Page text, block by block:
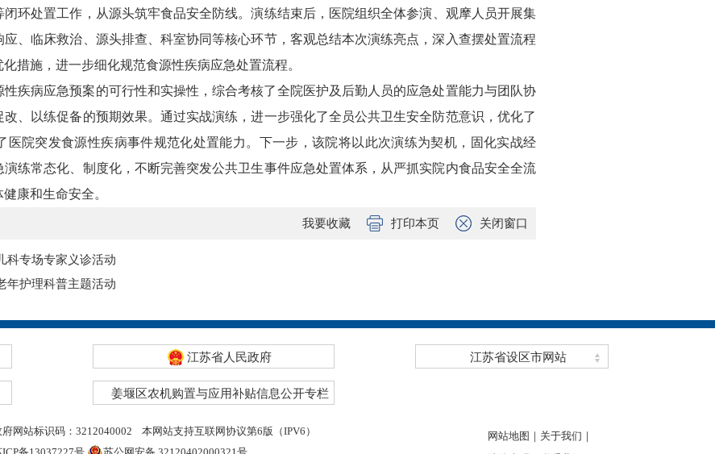
环处置工作，从源头筑牢食品安全防线。演练结束后，医院组织全体参演、观摩人员开展集
、临床救治、源头排查、科室协同等核心环节，客观总结本次演练亮点，深入查摆处置流程
措施，进一步细化规范食源性疾病应急处置流程。
疾病应急预案的可行性和实操性，综合考核了全院医护及后勤人员的应急处置能力与团队协
、以练促备的预期效果。通过实战演练，进一步强化了全员公共卫生安全防范意识，优化了
院突发食源性疾病事件规范化处置能力。 下一步，该院将以此次演练为契机，固化实战经
练常态化、制度化，不断完善突发公共卫生事件应急处置体系，从严抓实院内食品安全全流
康和生命安全。
我要收藏 打印本页 关闭窗口
科专场专家义诊活动
年护理科普主题活动
江苏省人民政府 江苏省设区市网站
姜堰区农机购置与应用补贴信息公开专栏
府网站标识码：3212040002
本网站支持互联网协议第6版（IPV6）
网站地图｜ 关于我们｜